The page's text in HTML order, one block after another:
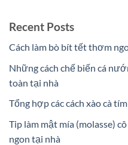
Recent Posts
Cách làm bò bít tết thơm
Những cách chế biến cá
toàn tại nhà
Tổng hợp các cách xào cà
Tip làm mật mía (molasse)
ngon tại nhà